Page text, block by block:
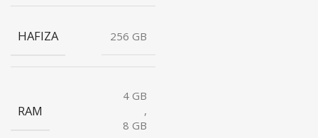
HAFIZA 256 GB
RAM
4 GB
,
8 GB